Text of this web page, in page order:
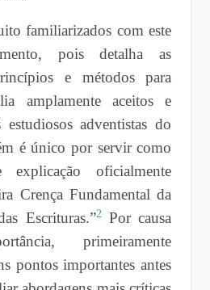
familiarizados com este
pois detalha as
e métodos para
amplamente aceitos e
estudiosos adventistas do
é único por servir como
oficialmente
Crença Fundamental da
Escrituras.”2Por causa
primeiramente
pontos importantes antes